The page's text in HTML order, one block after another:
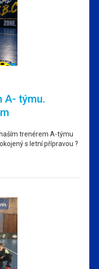
A- týmu.
trenérem A-týmu
s letní přípravou ?